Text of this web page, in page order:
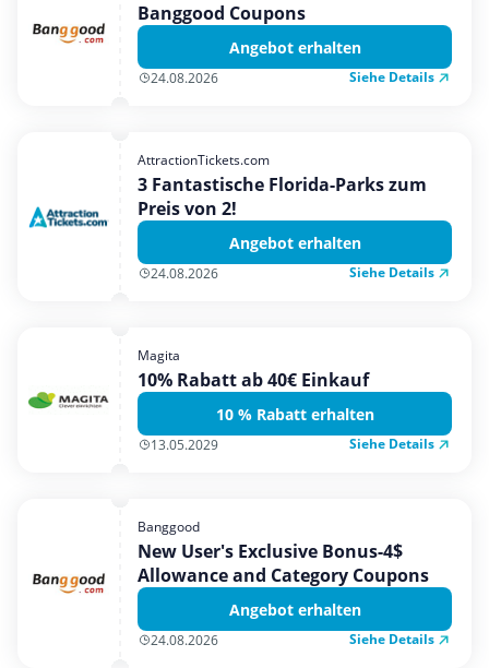
Banggood Coupons
Angebot erhalten
24.08.2026 Siehe Details
AttractionTickets.com
3 Fantastische Florida-Parks zum
Preis von 2!
Angebot erhalten
24.08.2026 Siehe Details
Magita
10% Rabatt ab 40€ Einkauf
10 % Rabatt erhalten
13.05.2029 Siehe Details
Banggood
New User's Exclusive Bonus-4$
Allowance and Category Coupons
Angebot erhalten
24.08.2026 Siehe Details